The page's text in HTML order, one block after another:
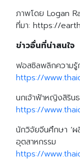
ภาพโดย Logan
ที่มา: https://
ข่าวอื่นที่น่าสนใจ
ฟอสซิลพลิกความรู้
https://
นกเจ้าฟ้าหญิงสิริ
https://
นักวิจัยจีนศึกษา ‘ผ
อุตสาหกรรม
https://